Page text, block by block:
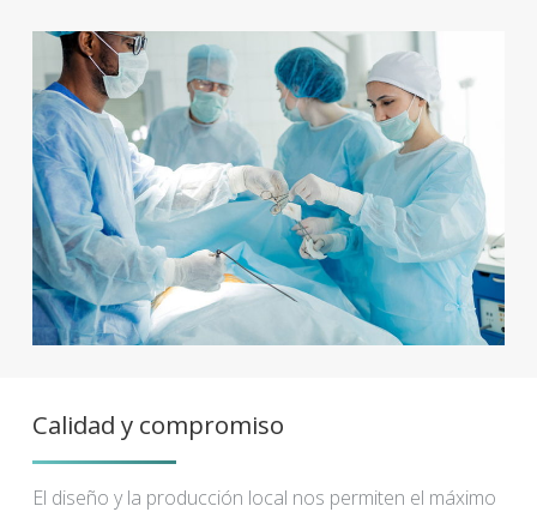
Calidad y compromiso
El diseño y la producción local nos permiten el máximo